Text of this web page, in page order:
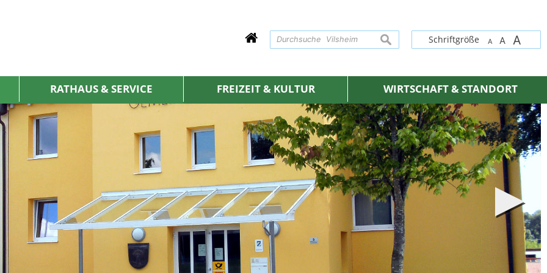
Schriftgröße A A A
suchen
RATHAUS & SERVICE FREIZEIT & KULTUR WIRTSCHAFT & STANDORT